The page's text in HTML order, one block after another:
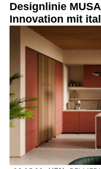
Designlinie
Innovation mit